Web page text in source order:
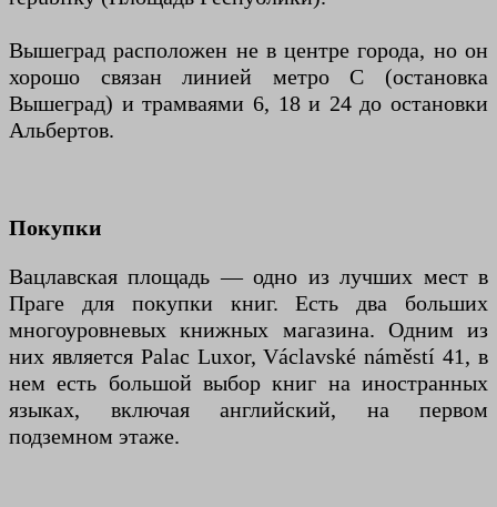
Вышеград расположен не в центре города, но он
хорошо связан линией метро С (остановка
Вышеград) и трамваями 6, 18 и 24 до остановки
Альбертов.
Покупки
Вацлавская площадь — одно из лучших мест в
Праге для покупки книг. Есть два больших
многоуровневых книжных магазина. Одним из
них является Palac Luxor, Václavské náměstí 41, в
нем есть большой выбор книг на иностранных
языках, включая английский, на первом
подземном этаже.